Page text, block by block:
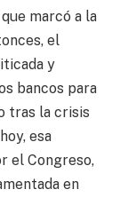
marcó a la
el
y
bancos para
tras la crisis
esa
el Congreso,
en